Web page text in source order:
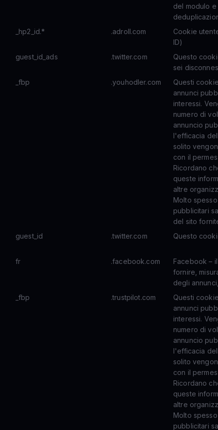
del modulo
_hp2_id.*
.adroll.com
Cookie
ID)
guest_id_ads
.twitter.com
Questo
sei
_fbp
.youhodler.com
Questi
annunci
interessi.
numero di
annuncio
l'efficacia
solito
con il
Ricordano
queste
altre
Molto
pubblicitari
del sito
guest_id
.twitter.com Questo
fr .facebook.com
Facebook –
fornire,
degli
_fbp
.trustpilot.com
Questi
annunci
interessi.
numero di
annuncio
l'efficacia
solito
con il
Ricordano
queste
altre
Molto
pubblicitari